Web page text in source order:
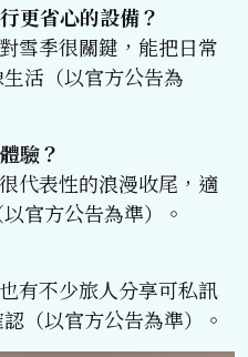
更省心的設備？
雪季很關鍵，能把日常
活（以官方公告為
驗？
代表性的浪漫收尾，適
官方公告為準）。
有不少旅人分享可私訊
（以官方公告為準）。